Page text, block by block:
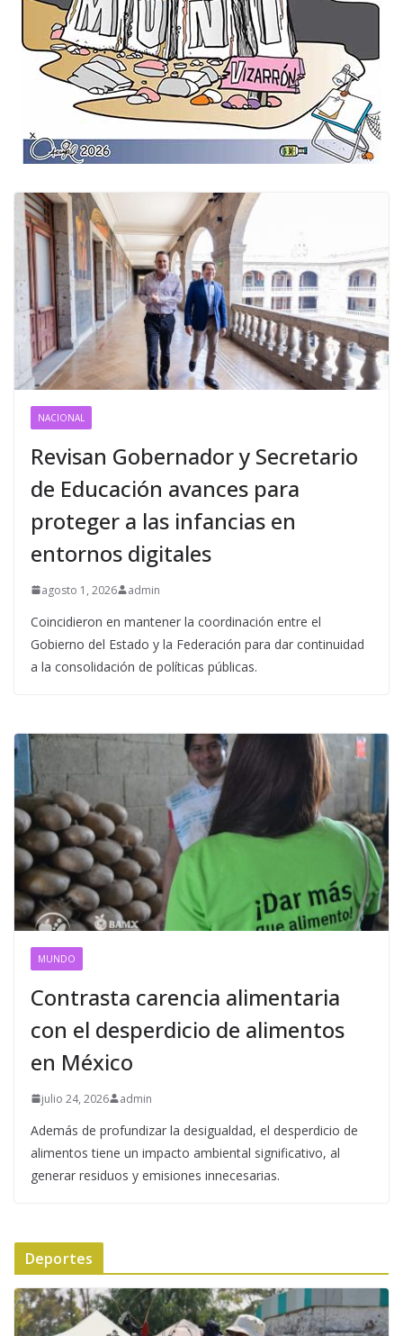
NACIONAL
Revisan Gobernador y Secretario
de Educación avances para
proteger a las infancias en
entornos digitales
agosto 1, 2026 admin
Coincidieron en mantener la coordinación entre el
Gobierno del Estado y la Federación para dar continuidad
a la consolidación de políticas públicas.
MUNDO
Contrasta carencia alimentaria
con el desperdicio de alimentos
en México
julio 24, 2026 admin
Además de profundizar la desigualdad, el desperdicio de
alimentos tiene un impacto ambiental significativo, al
generar residuos y emisiones innecesarias.
Deportes